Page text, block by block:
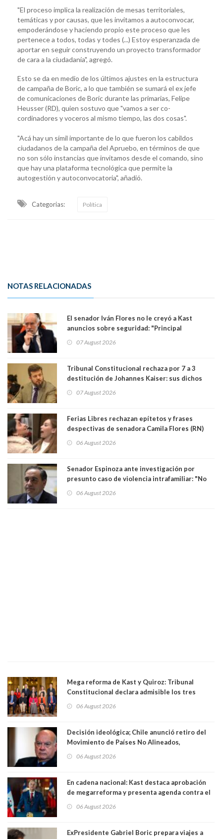
"El proceso implica la realización de mesas territoriales,
temáticas y por causas, que les invitamos a autoconvocar,
empoderándose y haciendo propio este proceso que les
pertenece a todos, todas y todes (...) Estoy esperanzada de
aportar en seguir construyendo un proyecto transformador
de cara a la ciudadanía", agregó.
Esto se da en medio de los últimos ajustes en la estructura
de campaña de Boric, a lo que también se sumará el ex jefe
de comunicaciones de Boric durante las primarias, Felipe
Heusser (RD), quien sostuvo que "vamos a ser co-
cordinadores y voceros al mismo tiempo, las dos cosas".
"Acá hay un símil importante de lo que fueron los cabildos
ciudadanos de la campaña del Apruebo, en términos de que
no son sólo instancias que invitamos desde el comando, sino
que hay una plataforma tecnológica que permite la
autogestión y autoconvocatoria", añadió.
Categorias: Política
NOTAS RELACIONADAS
El senador Iván Flores no le creyó a Kast
anuncios sobre seguridad: "Principal
perseguir ruta del dinero y levantar secreto
07 August 2026
Tribunal Constitucional rechaza por 7 a 3
destitución de Johannes Kaiser: sus dichos
justicia constitucional porque no es diputado
07 August 2026
Ferias Libres rechazan epítetos y frases
despectivas de senadora Camila Flores (RN)
06 August 2026
Senador Espinoza ante investigación por
presunto caso de violencia intrafamiliar: "No
antecedentes a Tribunal Supremo
06 August 2026
Mega reforma de Kast y Quiroz: Tribunal
Constitucional declara admisible los tres
06 August 2026
Decisión ideológica; Chile anunció retiro del
Movimiento de Países No Alineados,
1971. Excanciller Insulza lamentó decisión
06 August 2026
En cadena nacional: Kast destaca aprobación
de megarreforma y presenta agenda contra el
06 August 2026
ExPresidente Gabriel Boric prepara viajes a